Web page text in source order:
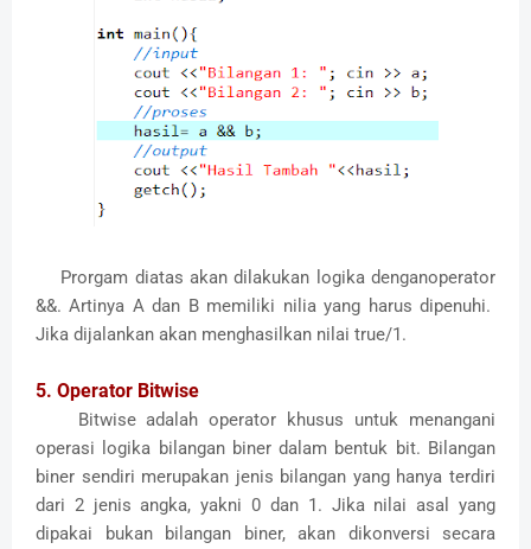
Prorgam diatas akan dilakukan logika denganoperator
&&. Artinya A dan B memiliki nilia yang harus dipenuhi.
Jika dijalankan akan menghasilkan nilai true/1.
5. Operator Bitwise
Bitwise adalah operator khusus untuk menangani
operasi logika bilangan biner dalam bentuk bit. Bilangan
biner sendiri merupakan jenis bilangan yang hanya terdiri
dari 2 jenis angka, yakni 0 dan 1. Jika nilai asal yang
dipakai bukan bilangan biner, akan dikonversi secara